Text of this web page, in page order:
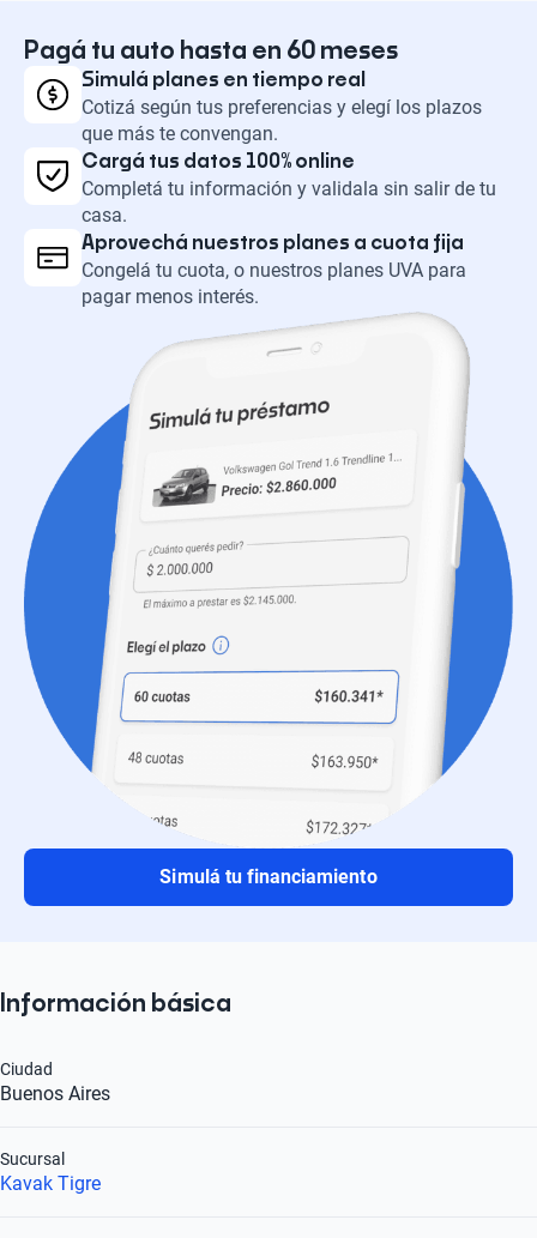
Pagá tu auto hasta en 60 meses
Simulá planes en tiempo real
Cotizá según tus preferencias y elegí los plazos
que más te convengan.
Cargá tus datos 100% online
Completá tu información y validala sin salir de tu
casa.
Aprovechá nuestros planes a cuota fija
Congelá tu cuota, o nuestros planes UVA para
pagar menos interés.
Simulá tu financiamiento
Información básica
Buenos Aires
Ciudad
Kavak Tigre
Sucursal